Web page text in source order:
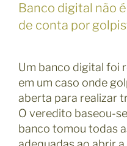
Banco digital não
de conta por
Um banco digital foi
em um caso onde
aberta para realizar
O veredito baseou-
banco tomou todas